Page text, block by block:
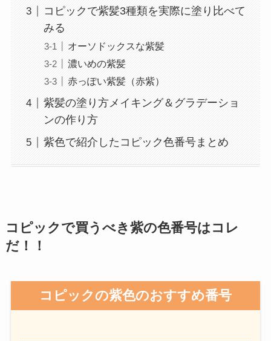
コピックで紫髪3種類を実際に塗り比べて
みる
オーソドックスな紫髪
濃いめの紫髪
赤っぽい紫髪（赤紫）
紫髪の塗り方メイキング＆グラデーショ
ンの作り方
紫色で紹介したコピック色番号まとめ
コピックで買うべき紫の色番号はコレ
だ！！
コピックの紫色のおすすめ番号